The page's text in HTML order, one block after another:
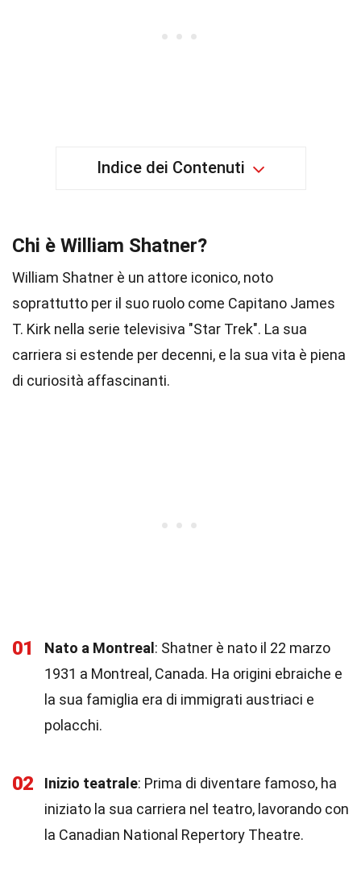
Indice dei Contenuti
Chi è William Shatner?
William Shatner è un attore iconico, noto
soprattutto per il suo ruolo come Capitano James
T. Kirk nella serie televisiva "Star Trek". La sua
carriera si estende per decenni, e la sua vita è piena
di curiosità affascinanti.
01 Nato a Montreal : Shatner è nato il 22 marzo
1931 a Montreal, Canada. Ha origini ebraiche e
la sua famiglia era di immigrati austriaci e
polacchi.
02 Inizio teatrale: Prima di diventare famoso, ha
iniziato la sua carriera nel teatro, lavorando con
la Canadian National Repertory Theatre.